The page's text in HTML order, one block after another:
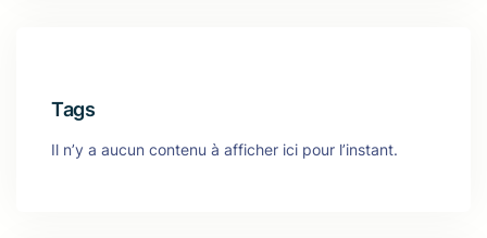
Tags
Il n’y a aucun contenu à afficher ici pour l’instant.